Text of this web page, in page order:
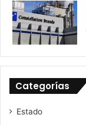
Categorías
Estado